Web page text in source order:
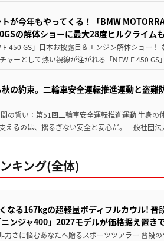
が今年もやってくる！「BMW
の解体ショーに最大28度ヒルクライム
450 GS」日本お披露目＆エンジン解体ショー！
ャーとして熱い視線が注がれる「NEW F 450
の約束。二輪車安全運転推進運動と盗難
の誓い：第51回二輪車安全運転推進運動 生身の
えるのは、揺るぎない安全と安心だ。一般社団
キング(全体)
なる167kgの超軽量ボディフルカウル! 普
ンジャ400」2027モデルが価格据え置き
力さに悩むあなたへ贈るスポーツツアラー 普段